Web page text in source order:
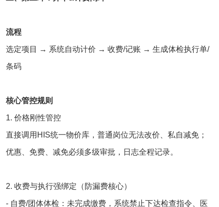
流程
选定项目 → 系统自动计价 → 收费/记账 → 生成体检执行单/
条码
核心管控规则
1. 价格刚性管控
直接调用HIS统一物价库，普通岗位无法改价、私自减免；
优惠、免费、减免必须多级审批，日志全程记录。
2. 收费与执行强绑定（防漏费核心）
- 自费/团体体检：未完成缴费，系统禁止下达检查指令、医